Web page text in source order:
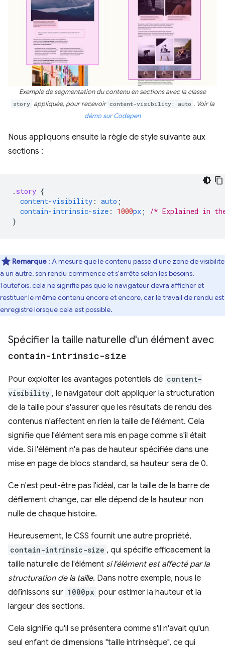
Exemple de segmentation du contenu en sections avec la classe
story appliquée, pour recevoir content-visibility: auto . Voir la
démo sur Codepen
Nous appliquons ensuite la règle de style suivante aux
sections :
. story {
content-visibility : auto ;
contain-intrinsic-size : 1000px ;
/* Explained in
}
Remarque : À mesure que le contenu passe d'une zone de visibilité
à un autre, son rendu commence et s'arrête selon les besoins.
Toutefois, cela ne signifie pas que le navigateur devra afficher et
restituer le même contenu encore et encore, car le travail de rendu est
enregistré lorsque cela est possible.
Spécifier la taille naturelle d'un élément avec
contain-intrinsic-size
Pour exploiter les avantages potentiels de content-
visibility , le navigateur doit appliquer la structuration
de la taille pour s'assurer que les résultats de rendu des
contenus n'affectent en rien la taille de l'élément. Cela
signifie que l'élément sera mis en page comme s'il était
vide. Si l'élément n'a pas de hauteur spécifiée dans une
mise en page de blocs standard, sa hauteur sera de 0.
Ce n'est peut-être pas l'idéal, car la taille de la barre de
défilement change, car elle dépend de la hauteur non
nulle de chaque histoire.
Heureusement, le CSS fournit une autre propriété,
contain-intrinsic-size , qui spécifie efficacement la
taille naturelle de l'élément si l'élément est affecté par la
structuration de la taille. Dans notre exemple, nous le
définissons sur 1000px pour estimer la hauteur et la
largeur des sections.
Cela signifie qu'il se présentera comme s'il n'avait qu'un
seul enfant de dimensions "taille intrinsèque", ce qui